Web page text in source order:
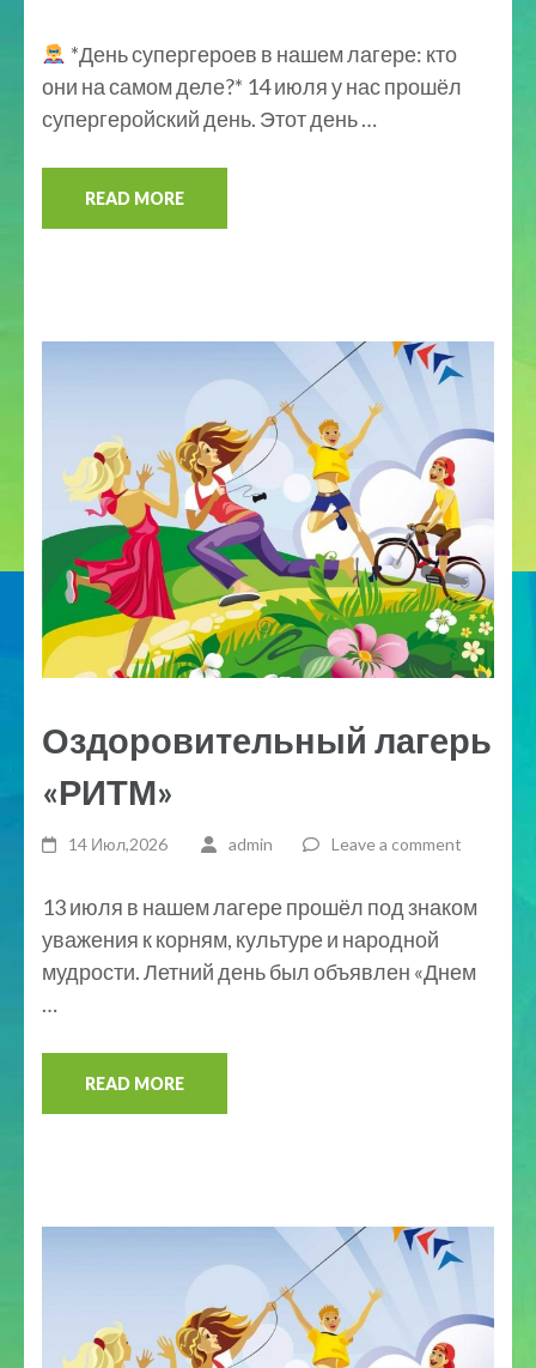
*День супергероев в нашем лагере: кто
они на самом деле?* 14 июля у нас прошёл
супергеройский день. Этот день …
READ MORE
Оздоровительный лагерь
«РИТМ»
14 Июл,2026 admin Leave a comment
13 июля в нашем лагере прошёл под знаком
уважения к корням, культуре и народной
мудрости. Летний день был объявлен «Днем
…
READ MORE